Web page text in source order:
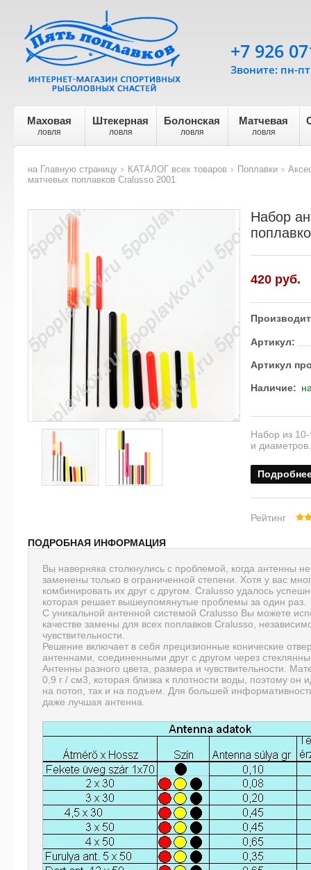
Маховая
ловля
Штекерная
ловля
Болонская
ловля
Матчевая
ловля
+7 926
Звоните: пн-
на Главную страницу
>
КАТАЛОГ всех товаров
Поплавки
матчевых поплавков Cralusso 2001
Набор
420 руб.
Артикул:
Артикул
Наличие:
Набор из
и диаметров.
Рейтинг
ПОДРОБНАЯ ИНФОРМАЦИЯ
Вы наверняка столкнулись с проблемой, когда антенны
заменены только в ограниченной степени. Хотя у вас
комбинировать их друг с другом. Cralusso удалось
которая решает вышеупомянутые проблемы за один раз.
С уникальной антенной системой Cralusso Вы можете
качестве замены для всех поплавков Cralusso,
чувствительности.
Решение включает в себя прецизионные конические
антеннами, соединенными друг с другом через
Антенны разного цвета, размера и чувствительности.
0,9 г / см3, которая близка к плотности воды, поэтому он
на потоп, так и на подъем. Для большей
даже лучшая антенна.